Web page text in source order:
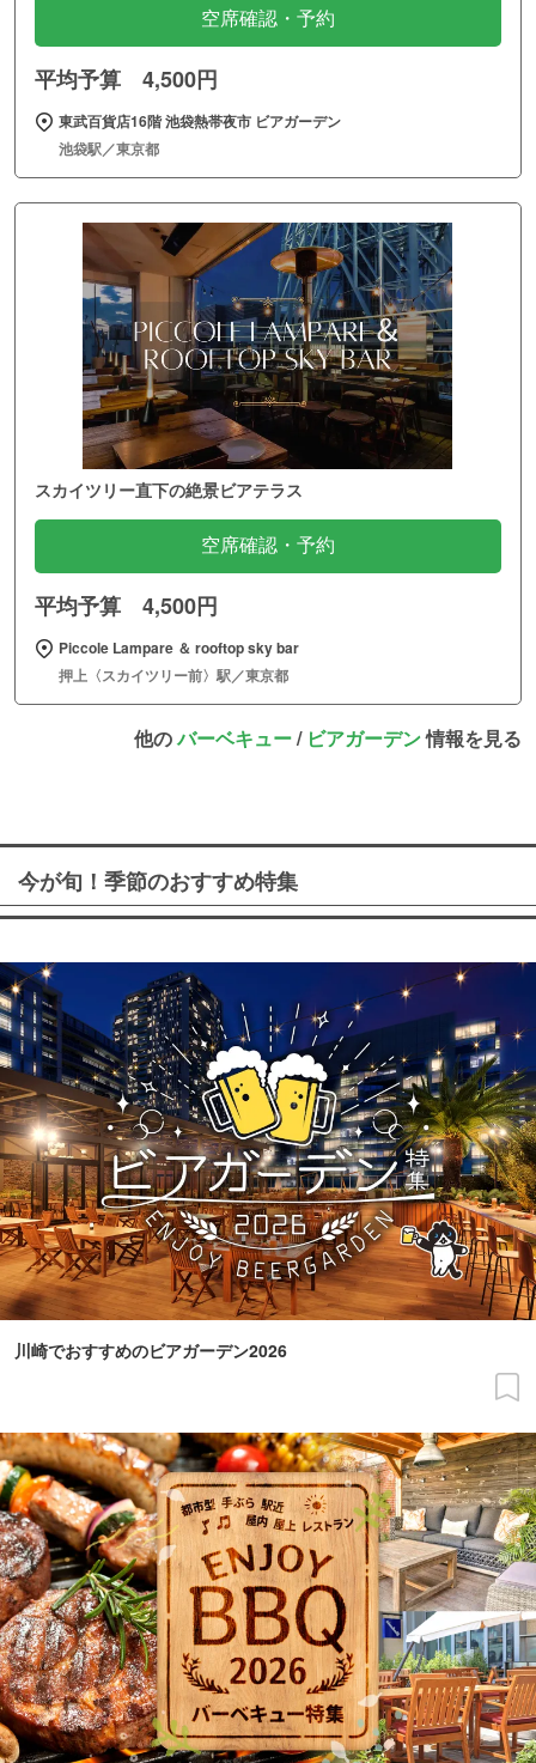
空席確認・予約
平均予算 4,500円
東武百貨店16階 池袋熱帯夜市 ビアガーデン
池袋駅／東京都
スカイツリー直下の絶景ビアテラス
空席確認・予約
平均予算 4,500円
Piccole Lampare ＆ rooftop sky bar
押上〈スカイツリー前〉駅／東京都
他のバーベキュー/ ビアガーデン情報を見る
今が旬！季節のおすすめ特集
川崎でおすすめのビアガーデン2026